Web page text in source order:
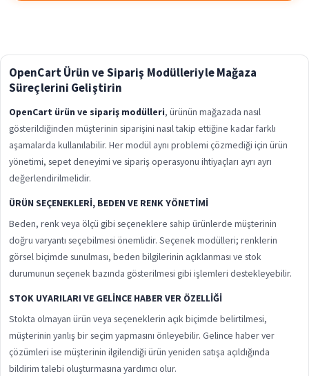
OpenCart Ürün ve Sipariş Modülleriyle Mağaza
Süreçlerini Geliştirin
OpenCart ürün ve sipariş modülleri, ürünün mağazada nasıl
gösterildiğinden müşterinin siparişini nasıl takip ettiğine kadar farklı
aşamalarda kullanılabilir. Her modül aynı problemi çözmediği için ürün
yönetimi, sepet deneyimi ve sipariş operasyonu ihtiyaçları ayrı ayrı
değerlendirilmelidir.
ÜRÜN SEÇENEKLERI, BEDEN VE RENK YÖNETIMI
Beden, renk veya ölçü gibi seçeneklere sahip ürünlerde müşterinin
doğru varyantı seçebilmesi önemlidir. Seçenek modülleri; renklerin
görsel biçimde sunulması, beden bilgilerinin açıklanması ve stok
durumunun seçenek bazında gösterilmesi gibi işlemleri destekleyebilir.
STOK UYARILARI VE GELINCE HABER VER ÖZELLIĞI
Stokta olmayan ürün veya seçeneklerin açık biçimde belirtilmesi,
müşterinin yanlış bir seçim yapmasını önleyebilir. Gelince haber ver
çözümleri ise müşterinin ilgilendiği ürün yeniden satışa açıldığında
bildirim talebi oluşturmasına yardımcı olur.